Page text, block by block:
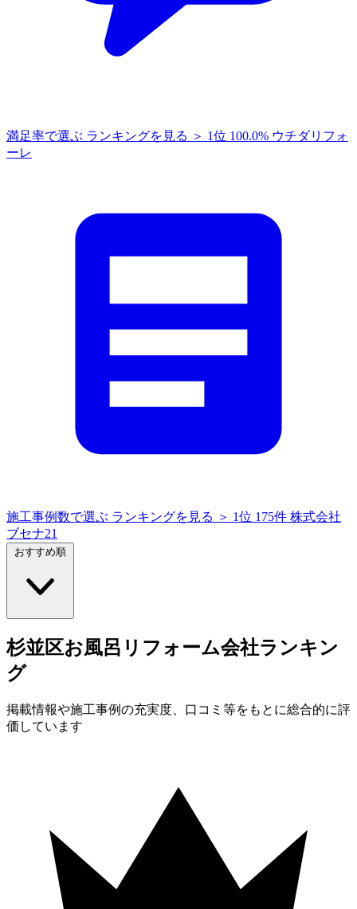
満足率で選ぶ ランキングを見る ＞ 1位 100.0% ウチダリフォ
ーレ
施工事例数で選ぶ ランキングを見る ＞ 1位 175件 株式会社
ブセナ21
おすすめ順
杉並区お風呂 リフォーム会社ランキン
グ
掲載情報や施工事例の充実度、口コミ等をもとに総合的に評
価しています